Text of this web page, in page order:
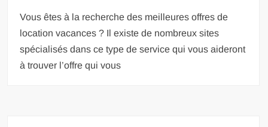
Vous êtes à la recherche des meilleures offres de
location vacances ? Il existe de nombreux sites
spécialisés dans ce type de service qui vous aideront
à trouver l’offre qui vous